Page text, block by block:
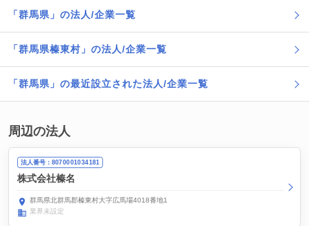
「群馬県」の法人/企業一覧
「群馬県榛東村」の法人/企業一覧
「群馬県」の最近設立された法人/企業一覧
周辺の法人
法人番号：8070001034181
株式会社榛名
群馬県北群馬郡榛東村大字広馬場4018番地1
業界未設定